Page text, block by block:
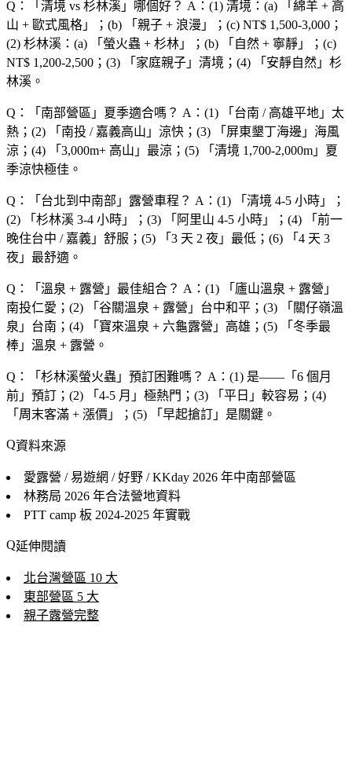
Q：「 清境 vs 杉林溪 」哪個好？ A：(1) 清境：(a) 「 綿羊 + 高
山 + 歐式風格 」；(b) 「 親子 + 浪漫 」；(c) NT$ 1,500-3,000；
(2) 杉林溪：(a) 「 螢火蟲 + 杉林 」；(b) 「 自然 + 寧靜 」；(c)
NT$ 1,200-2,500；(3) 「 家庭親子 」清境；(4) 「 安靜自然 」杉
林溪。
Q：「 南部營區 」夏季適合嗎？ A：(1) 「 台南 / 高雄平地 」太
熱；(2) 「 南投 / 嘉義高山 」涼快；(3) 「 屏東墾丁海邊 」海風
涼；(4) 「 3,000m+ 高山 」最涼；(5) 「 清境 1,700-2,000m 」夏
季涼快極佳。
Q：「 台北到中南部 」露營車程？ A：(1) 「 清境 4-5 小時 」；
(2) 「 杉林溪 3-4 小時 」；(3) 「 阿里山 4-5 小時 」；(4) 「 前一
晚住台中 / 嘉義 」舒服；(5) 「 3 天 2 夜 」最低；(6) 「 4 天 3
夜 」最舒適。
Q：「 溫泉 + 露營 」最佳組合？ A：(1) 「 廬山溫泉 + 露營 」
南投仁愛；(2) 「 谷關溫泉 + 露營 」台中和平；(3) 「 關仔嶺溫
泉 」台南；(4) 「 寶來溫泉 + 六龜露營 」高雄；(5) 「 冬季最
棒 」溫泉 + 露營。
Q：「 杉林溪螢火蟲 」預訂困難嗎？ A：(1) 是——「 6 個月
前 」預訂；(2) 「 4-5 月 」極熱門；(3) 「 平日 」較容易；(4)
「 周末客滿 + 漲價 」；(5) 「 早起搶訂 」是關鍵。
資料來源
愛露營 / 易遊網 / 好野 / KKday 2026 年中南部營區
林務局 2026 年合法營地資料
PTT camp 板 2024-2025 年實戰
延伸閱讀
北台灣營區 10 大
東部營區 5 大
親子露營完整